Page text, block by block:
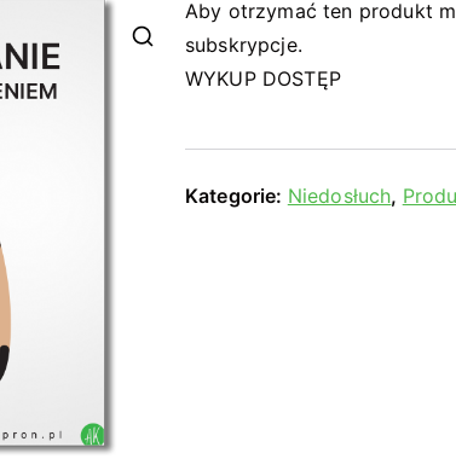
Aby otrzymać ten produkt
subskrypcje.
WYKUP DOSTĘP
Kategorie: Niedosłuch,